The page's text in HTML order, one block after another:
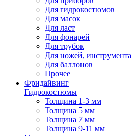
Для гидрокостюмов
Для масок
Для ласт
Для фонарей
Для трубок
Для ножей, инструмента
Для баллонов
Прочее
Фридайвинг
Гидрокостюмы
Толщина 1-3 мм
Толщина 5 мм
Толщина 7 мм
Толщина 9-11 мм